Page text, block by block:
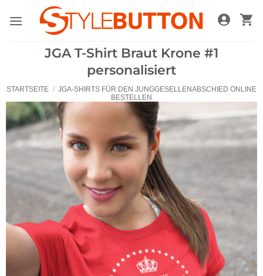
Inhalt
JGA T-Shirt Braut Krone #1
personalisiert
STARTSEITE / JGA-SHIRTS FÜR DEN JUNGGESELLENABSCHIED ONLINE
BESTELLEN